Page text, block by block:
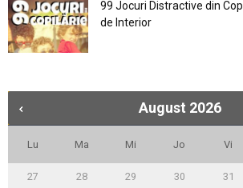
99 Jocuri Distractive din
de Interior
August 2026
Lu Ma Mi Jo Vi
27 28 29 30 31